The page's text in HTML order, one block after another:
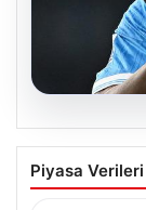
bitiriyor!
Piyasa Verileri